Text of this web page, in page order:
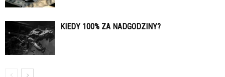
KIEDY 100% ZA NADGODZINY?